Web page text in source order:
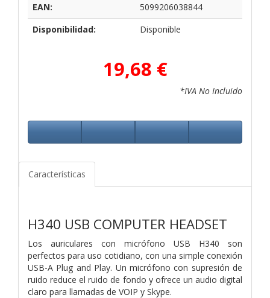
EAN:
5099206038844
Disponibilidad:
Disponible
19,68 €
*IVA No Incluido
Características
H340 USB COMPUTER HEADSET
Los auriculares con micrófono USB H340 son
perfectos para uso cotidiano, con una simple conexión
USB-A Plug and Play. Un micrófono con supresión de
ruido reduce el ruido de fondo y ofrece un audio digital
claro para llamadas de VOIP y Skype.